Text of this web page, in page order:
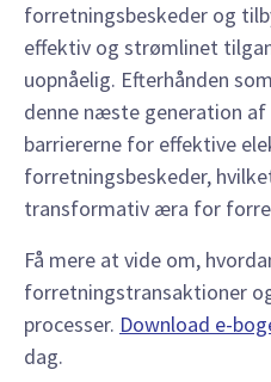
forretningsbeskeder og
effektiv og strømlinet
uopnåelig. Efterhånden
denne næste generation
barriererne for effektive
forretningsbeskeder,
transformativ æra for
Få mere at vide om,
forretningstransaktioner
processer. Download e-
dag.